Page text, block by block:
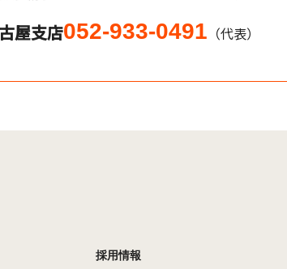
屋支店052-933-0491 （代表）
採用情報